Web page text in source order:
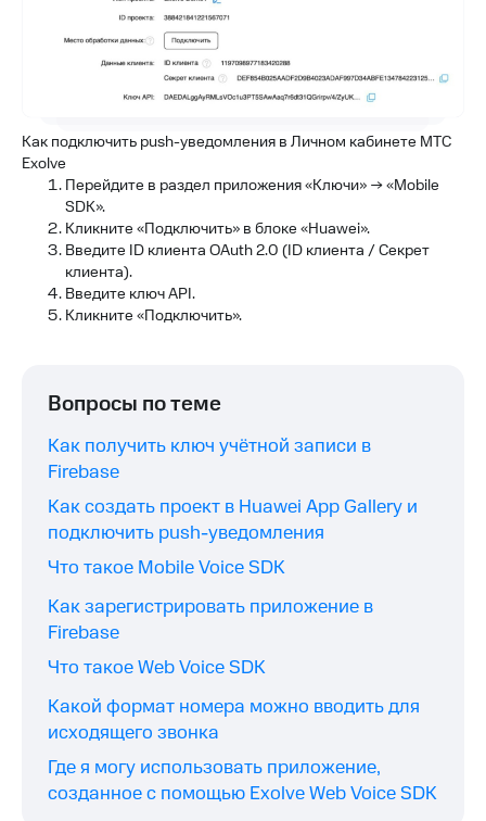
Как подключить push-уведомления в Личном кабинете МТС
Exolve
Перейдите в раздел приложения «Ключи» → «Mobile
SDK».
Кликните «Подключить» в блоке «Huawei».
Введите ID клиента OAuth 2.0 (ID клиента / Секрет
клиента).
Введите ключ API.
Кликните «Подключить».
Вопросы по теме
Как получить ключ учётной записи в
Firebase
Как создать проект в Huawei App Gallery и
подключить push-уведомления
Что такое Mobile Voice SDK
Как зарегистрировать приложение в
Firebase
Что такое Web Voice SDK
Какой формат номера можно вводить для
исходящего звонка
Где я могу использовать приложение,
созданное с помощью Exolve Web Voice SDK